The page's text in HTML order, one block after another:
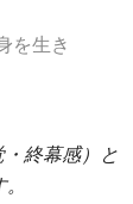
を生き
終幕感）と